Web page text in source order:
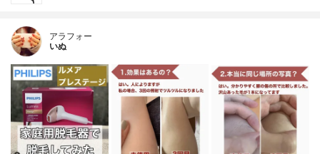
アラフォー
いぬ